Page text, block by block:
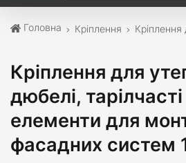
Головна Кріплення
Кріплення для
дюбелі,
елементи для
фасадних систем